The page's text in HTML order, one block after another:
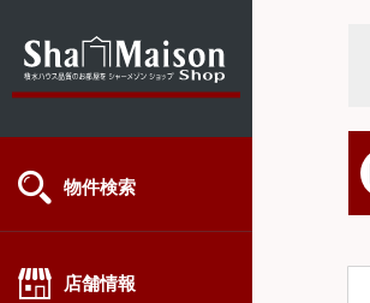
物件検索
店舗情報